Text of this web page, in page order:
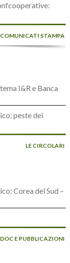
STAMPA
I&R e Banca
peste dei
LE CIRCOLARI
Corea del Sud –
E PUBBLICAZIONI